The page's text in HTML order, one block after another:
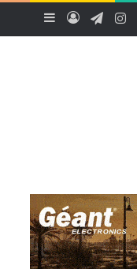
‫YouTubeانستقرامتيلقرامتسجيل الدخول